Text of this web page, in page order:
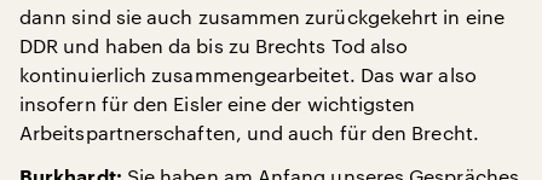
dann sind sie auch zusammen zurückgekehrt in eine
DDR und haben da bis zu Brechts Tod also
kontinuierlich zusammengearbeitet. Das war also
insofern für den Eisler eine der wichtigsten
Arbeitspartnerschaften, und auch für den Brecht.